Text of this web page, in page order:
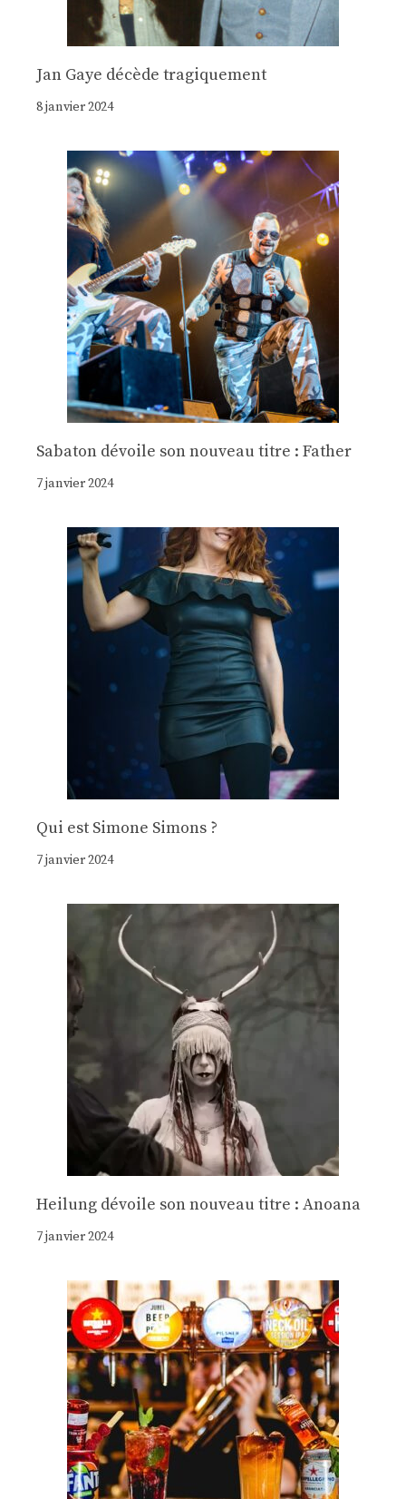
Jan Gaye décède tragiquement
8 janvier 2024
Sabaton dévoile son nouveau titre : Father
7 janvier 2024
Qui est Simone Simons ?
7 janvier 2024
Heilung dévoile son nouveau titre : Anoana
7 janvier 2024